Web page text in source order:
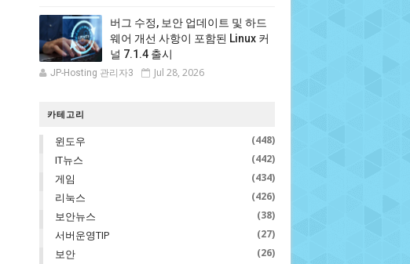
버그 수정, 보안 업데이트 및 하드
웨어 개선 사항이 포함된 Linux 커
널 7.1.4 출시
JP-Hosting 관리자3 Jul 28, 2026
카테고리
윈도우 (448)
IT뉴스 (442)
게임 (434)
리눅스 (426)
보안뉴스 (38)
서버운영TIP (27)
보안 (26)